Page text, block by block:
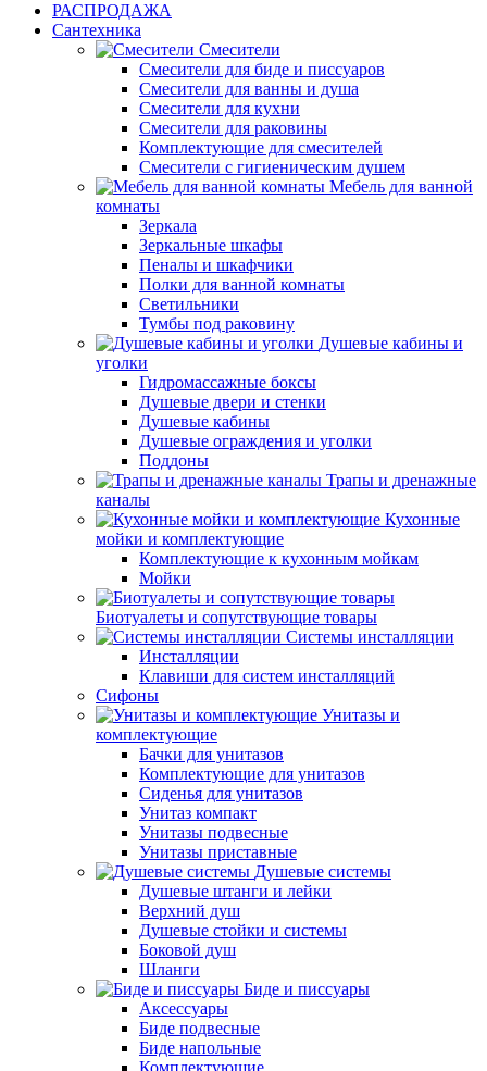
РАСПРОДАЖА
Сантехника
Смесители
Смесители для биде и писсуаров
Смесители для ванны и душа
Смесители для кухни
Смесители для раковины
Комплектующие для смесителей
Смесители с гигиеническим душем
Мебель для ванной
комнаты
Зеркала
Зеркальные шкафы
Пеналы и шкафчики
Полки для ванной комнаты
Светильники
Тумбы под раковину
Душевые кабины и
уголки
Гидромассажные боксы
Душевые двери и стенки
Душевые кабины
Душевые ограждения и уголки
Поддоны
Трапы и дренажные
каналы
Кухонные
мойки и комплектующие
Комплектующие к кухонным мойкам
Мойки
Биотуалеты и сопутствующие товары
Системы инсталляции
Инсталляции
Клавиши для систем инсталляций
Сифоны
Унитазы и
комплектующие
Бачки для унитазов
Комплектующие для унитазов
Сиденья для унитазов
Унитаз компакт
Унитазы подвесные
Унитазы приставные
Душевые системы
Душевые штанги и лейки
Верхний душ
Душевые стойки и системы
Боковой душ
Шланги
Биде и писсуары
Аксессуары
Биде подвесные
Биде напольные
Комплектующие